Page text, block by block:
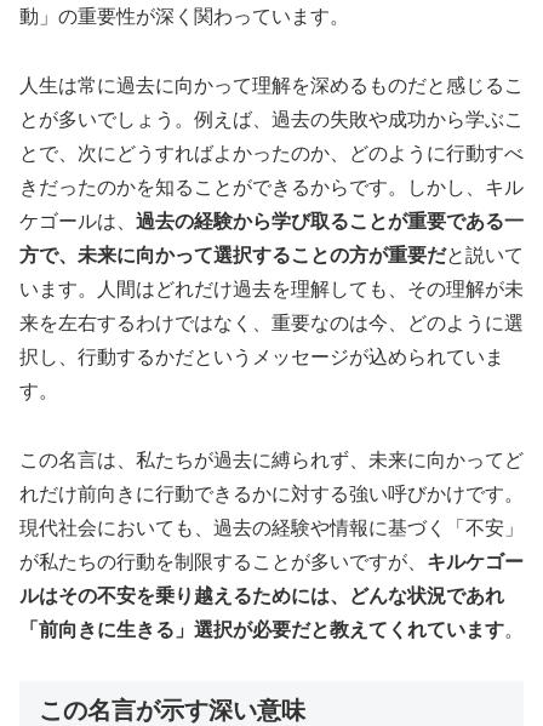
動」の重要性が深く関わっています。
人生は常に過去に向かって理解を深めるものだと感じるこ
とが多いでしょう。例えば、過去の失敗や成功から学ぶこ
とで、次にどうすればよかったのか、どのように行動すべ
きだったのかを知ることができるからです。しかし、キル
ケゴールは、 過去の経験から学び取ることが重要である一
方で、未来に向かって選択することの方が重要だと説いて
います。人間はどれだけ過去を理解しても、その理解が未
来を左右するわけではなく、重要なのは今、どのように選
択し、行動するかだというメッセージが込められていま
す。
この名言は、私たちが過去に縛られず、未来に向かってど
れだけ前向きに行動できるかに対する強い呼びかけです。
現代社会においても、過去の経験や情報に基づく「不安」
が私たちの行動を制限することが多いですが、 キルケゴー
ルはその不安を乗り越えるためには、どんな状況であれ
「前向きに生きる」選択が必要だと教えてくれています。
この名言が示す深い意味